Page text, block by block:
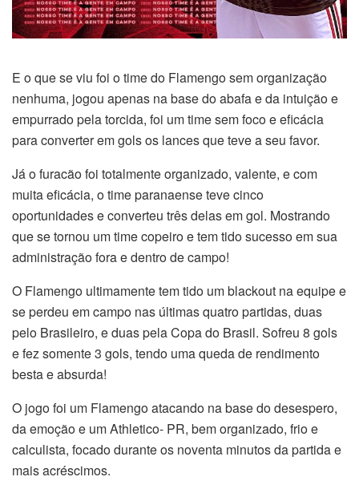
E o que se viu foi o time do Flamengo sem organização
nenhuma, jogou apenas na base do abafa e da intuição e
empurrado pela torcida, foi um time sem foco e eficácia
para converter em gols os lances que teve a seu favor.
Já o furacão foi totalmente organizado, valente, e com
muita eficácia, o time paranaense teve cinco
oportunidades e converteu três delas em gol. Mostrando
que se tornou um time copeiro e tem tido sucesso em sua
administração fora e dentro de campo!
O Flamengo ultimamente tem tido um blackout na equipe e
se perdeu em campo nas últimas quatro partidas, duas
pelo Brasileiro, e duas pela Copa do Brasil. Sofreu 8 gols
e fez somente 3 gols, tendo uma queda de rendimento
besta e absurda!
O jogo foi um Flamengo atacando na base do desespero,
da emoção e um Athletico- PR, bem organizado, frio e
calculista, focado durante os noventa minutos da partida e
mais acréscimos.